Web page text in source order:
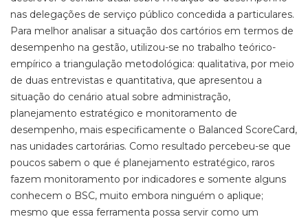
nas delegações de serviço público concedida a particulares.
Para melhor analisar a situação dos cartórios em termos de
desempenho na gestão, utilizou-se no trabalho teórico-
empírico a triangulação metodológica: qualitativa, por meio
de duas entrevistas e quantitativa, que apresentou a
situação do cenário atual sobre administração,
planejamento estratégico e monitoramento de
desempenho, mais especificamente o Balanced ScoreCard,
nas unidades cartorárias. Como resultado percebeu-se que
poucos sabem o que é planejamento estratégico, raros
fazem monitoramento por indicadores e somente alguns
conhecem o BSC, muito embora ninguém o aplique;
mesmo que essa ferramenta possa servir como um